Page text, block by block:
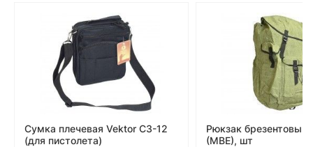
Сумка плечевая Vektor СЗ-12
(для пистолета)
Рюкзак брезентовый,
(МВЕ), шт